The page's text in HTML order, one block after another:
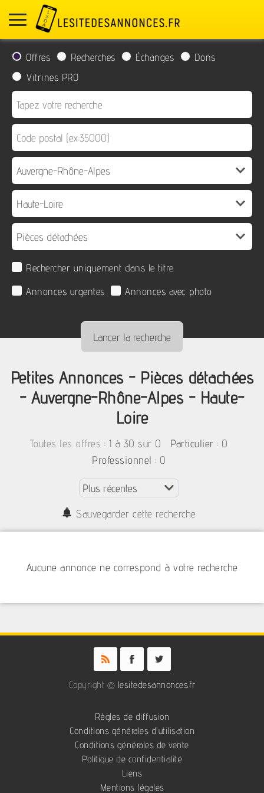
Offres Recherches Échanges
Dons
Vitrines PRO
Rechercher uniquement dans le titre
Annonces urgentes
Annonces avec photo
Petites Annonces - Pièces détachées
- Auvergne-Rhône-Alpes - Haute-
Loire
Toutes les offres : 1 à 30 sur 0 Particulier : 0
Professionnel : 0
Sauvegarder cette recherche
Aucune annonce ne correspond à votre recherche
Copyright © lesitedesannonces.fr
Règles de diffusion
Conditions générales d'utilisation
Conditions générales de vente
Politique de confidentialité
Liens
Mentions légales